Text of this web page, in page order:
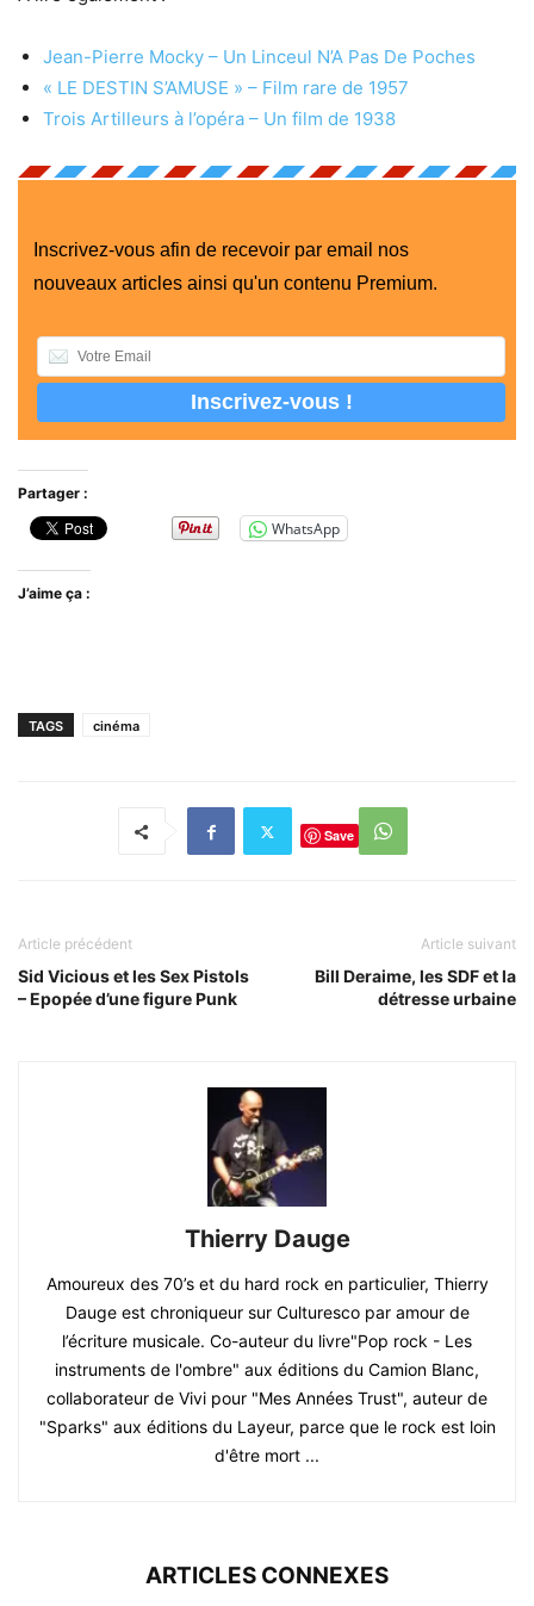
Jean-Pierre Mocky – Un Linceul N’A Pas De Poches
« LE DESTIN S’AMUSE » – Film rare de 1957
Trois Artilleurs à l’opéra – Un film de 1938
Inscrivez-vous afin de recevoir par email nos
nouveaux articles ainsi qu'un contenu Premium.
Partager :
WhatsApp
J’aime ça :
TAGS cinéma
Save
Article précédent
Sid Vicious et les Sex Pistols
– Epopée d’une figure Punk
Article suivant
Bill Deraime, les SDF et la
détresse urbaine
Thierry Dauge
Amoureux des 70’s et du hard rock en particulier, Thierry
Dauge est chroniqueur sur Culturesco par amour de
l’écriture musicale. Co-auteur du livre"Pop rock - Les
instruments de l'ombre" aux éditions du Camion Blanc,
collaborateur de Vivi pour "Mes Années Trust", auteur de
"Sparks" aux éditions du Layeur, parce que le rock est loin
d'être mort ...
ARTICLES CONNEXES